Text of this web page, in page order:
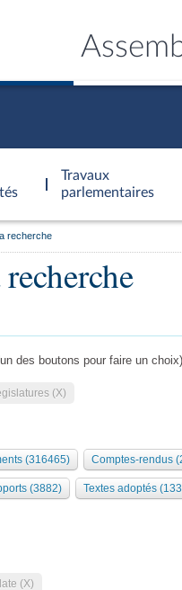
Travaux
parlementaires
Bureau Collège des
recherche
des boutons pour faire un choix)
(X)
(316465) Comptes-rendus
(3882) Textes adoptés
(X)